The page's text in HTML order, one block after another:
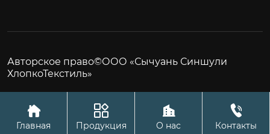
Авторское право©ООО «Сычуань Синшули
ХлопкоТекстиль»

Главная

Продукция

О нас

Контакты